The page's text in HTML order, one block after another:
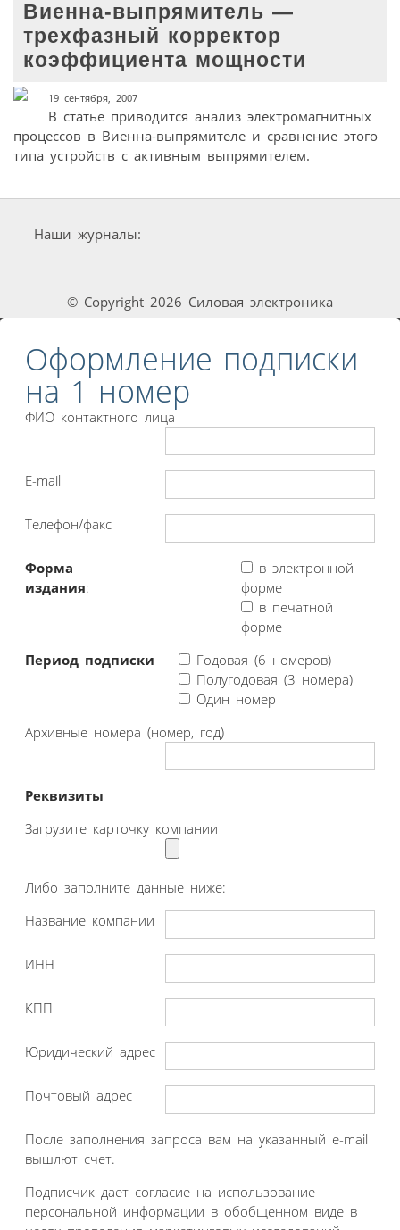
Виенна-выпрямитель —
трехфазный корректор
коэффициента мощности
19 сентября, 2007
В статье приводится анализ электромагнитных
процессов в Виенна-выпрямителе и сравнение этого
типа устройств с активным выпрямителем.
Наши журналы:
© Copyright 2026 Силовая электроника
Оформление подписки
на 1 номер
ФИО контактного лица
E-mail
Телефон/факс
Форма
издания:
в электронной
форме
в печатной
форме
Период подписки
Годовая (6 номеров)
Полугодовая (3 номера)
Один номер
Архивные номера (номер, год)
Реквизиты
Загрузите карточку компании
Либо заполните данные ниже:
Название компании
ИНН
КПП
Юридический адрес
Почтовый адрес
После заполнения запроса вам на указанный e-mail
вышлют счет.
Подписчик дает согласие на использование
персональной информации в обобщенном виде в